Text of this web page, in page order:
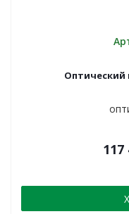
Оптический
117